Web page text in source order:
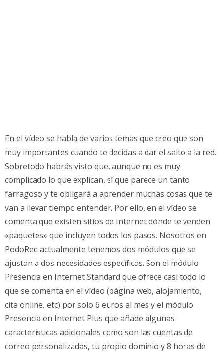
En el vídeo se habla de varios temas que creo que son
muy importantes cuando te decidas a dar el salto a la red.
Sobretodo habrás visto que, aunque no es muy
complicado lo que explican, sí que parece un tanto
farragoso y te obligará a aprender muchas cosas que te
van a llevar tiempo entender. Por ello, en el vídeo se
comenta que existen sitios de Internet dónde te venden
«paquetes» que incluyen todos los pasos. Nosotros en
PodoRed actualmente tenemos dos módulos que se
ajustan a dos necesidades específicas. Son el módulo
Presencia en Internet Standard que ofrece casi todo lo
que se comenta en el vídeo (página web, alojamiento,
cita online, etc) por solo 6 euros al mes y el módulo
Presencia en Internet Plus que añade algunas
características adicionales como son las cuentas de
correo personalizadas, tu propio dominio y 8 horas de